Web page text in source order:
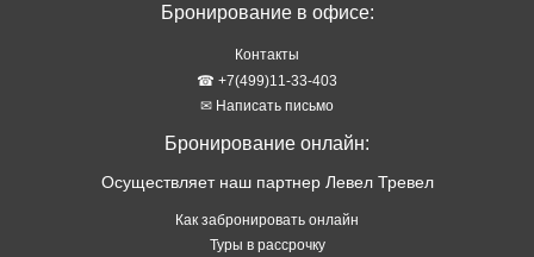
Бронирование в офисе:
Контакты
☎ +7(499)11-33-403
✉ Написать письмо
Бронирование онлайн:
Осуществляет наш партнер Левел Тревел
Как забронировать онлайн
Туры в рассрочку